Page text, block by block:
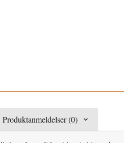
Produktanmeldelser (0)